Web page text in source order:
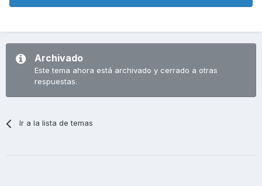
Archivado
Este tema ahora está archivado y cerrado a otras
respuestas.
Ir a la lista de temas